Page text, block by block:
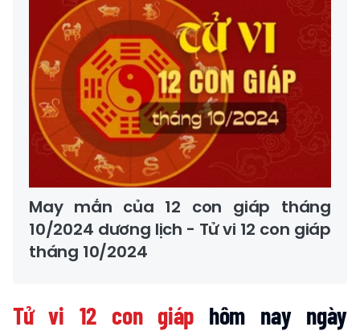
May mắn của 12 con giáp tháng
10/2024 dương lịch - Tử vi 12 con giáp
tháng 10/2024
Tử vi 12 con giáp hôm nay ngày